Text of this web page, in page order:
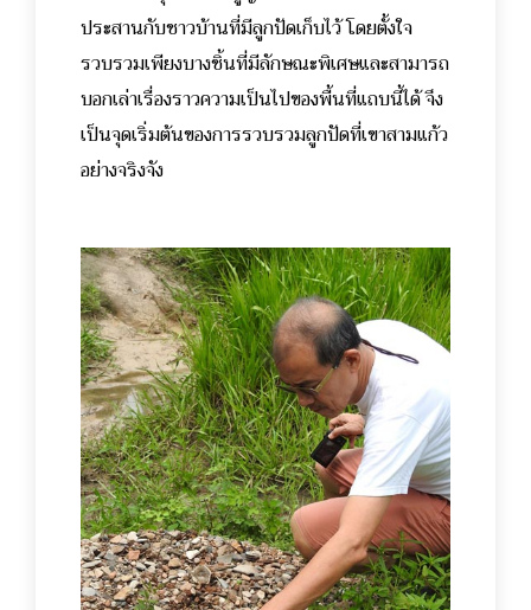
ประสานกับชาวบ้านที่มีลูกปัดเก็บไว้ โดยตั้งใจ
รวบรวมเพียงบางชิ้นที่มีลักษณะพิเศษและสามารถ
บอกเล่าเรื่องราวความเป็นไปของพื้นที่แถบนี้ได้ จึง
เป็นจุดเริ่มต้นของการรวบรวมลูกปัดที่เขาสามแก้ว
อย่างจริงจัง